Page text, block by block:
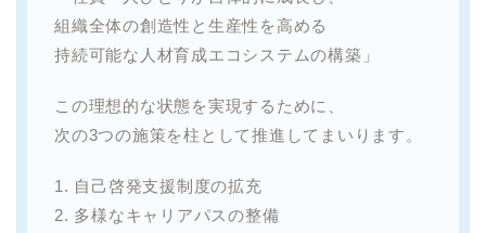
組織全体の創造性と生産性を高める
持続可能な人材育成エコシステムの構築」
この理想的な状態を実現するために、
次の3つの施策を柱として推進してまいります。
1. 自己啓発支援制度の拡充
2. 多様なキャリアパスの整備